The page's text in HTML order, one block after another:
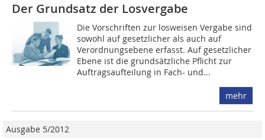
Der Grundsatz der Losvergabe
Die Vorschriften zur losweisen Vergabe sind
sowohl auf gesetzlicher als auch auf
Verordnungsebene erfasst. Auf gesetzlicher
Ebene ist die grundsätzliche Pflicht zur
Auftragsaufteilung in Fach- und...
mehr
Ausgabe 5/2012